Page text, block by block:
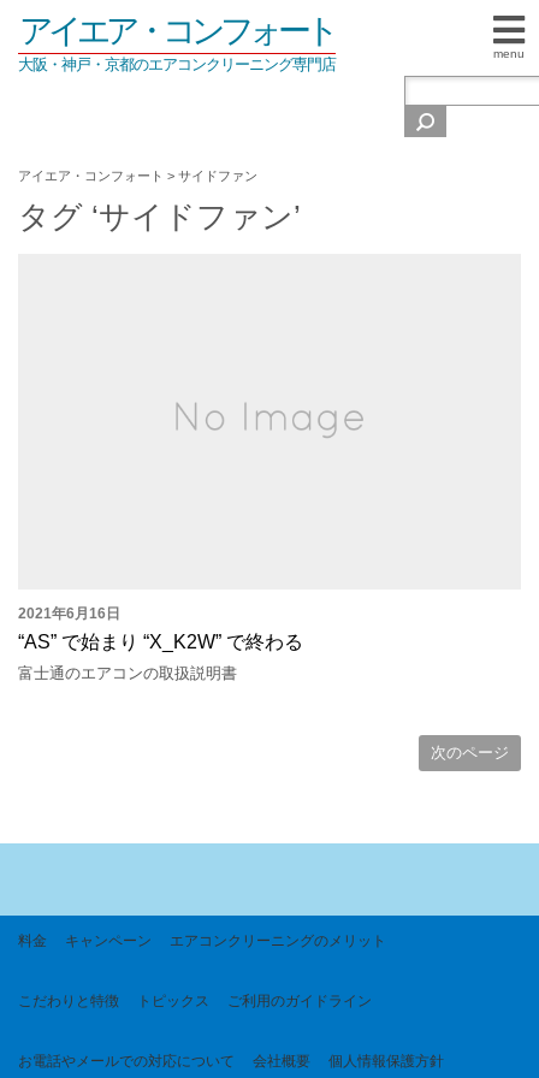
menu
アイエア・コンフォート
大阪・神戸・京都のエアコンクリーニング専門店
アイエア・コンフォート > サイドファン
タグ ‘サイドファン’
2021年6月16日
“AS” で始まり “X_K2W” で終わる
富士通のエアコンの取扱説明書
次のページ
料金 キャンペーン エアコンクリーニングのメリット
こだわりと特徴 トピックス ご利用のガイドライン
お電話やメールでの対応について 会社概要 個人情報保護方針